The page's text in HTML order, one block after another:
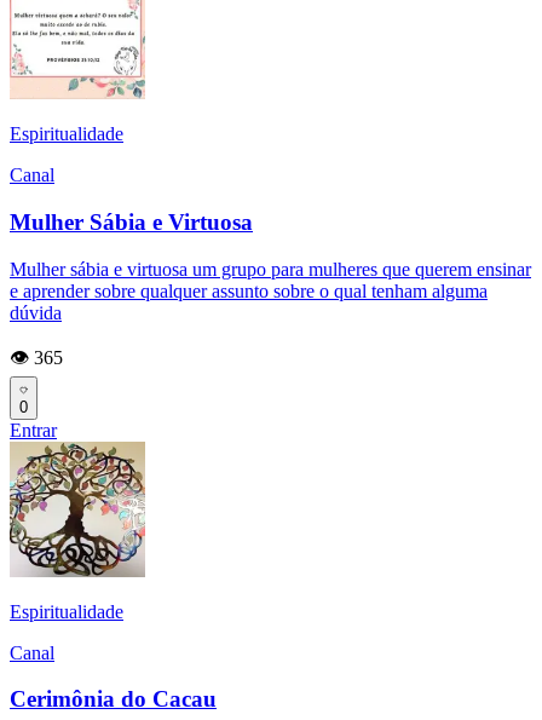
Espiritualidade
Canal
Mulher Sábia e Virtuosa
Mulher sábia e virtuosa um grupo para mulheres que querem ensinar
e aprender sobre qualquer assunto sobre o qual tenham alguma
dúvida
👁️ 365
0
Entrar
Espiritualidade
Canal
Cerimônia do Cacau